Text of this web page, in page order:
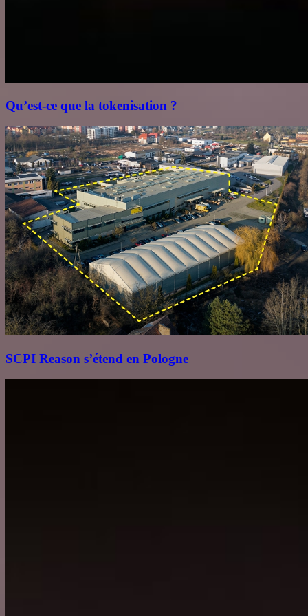
Qu’est‑ce que la tokenisation ?
SCPI Reason s’étend en Pologne